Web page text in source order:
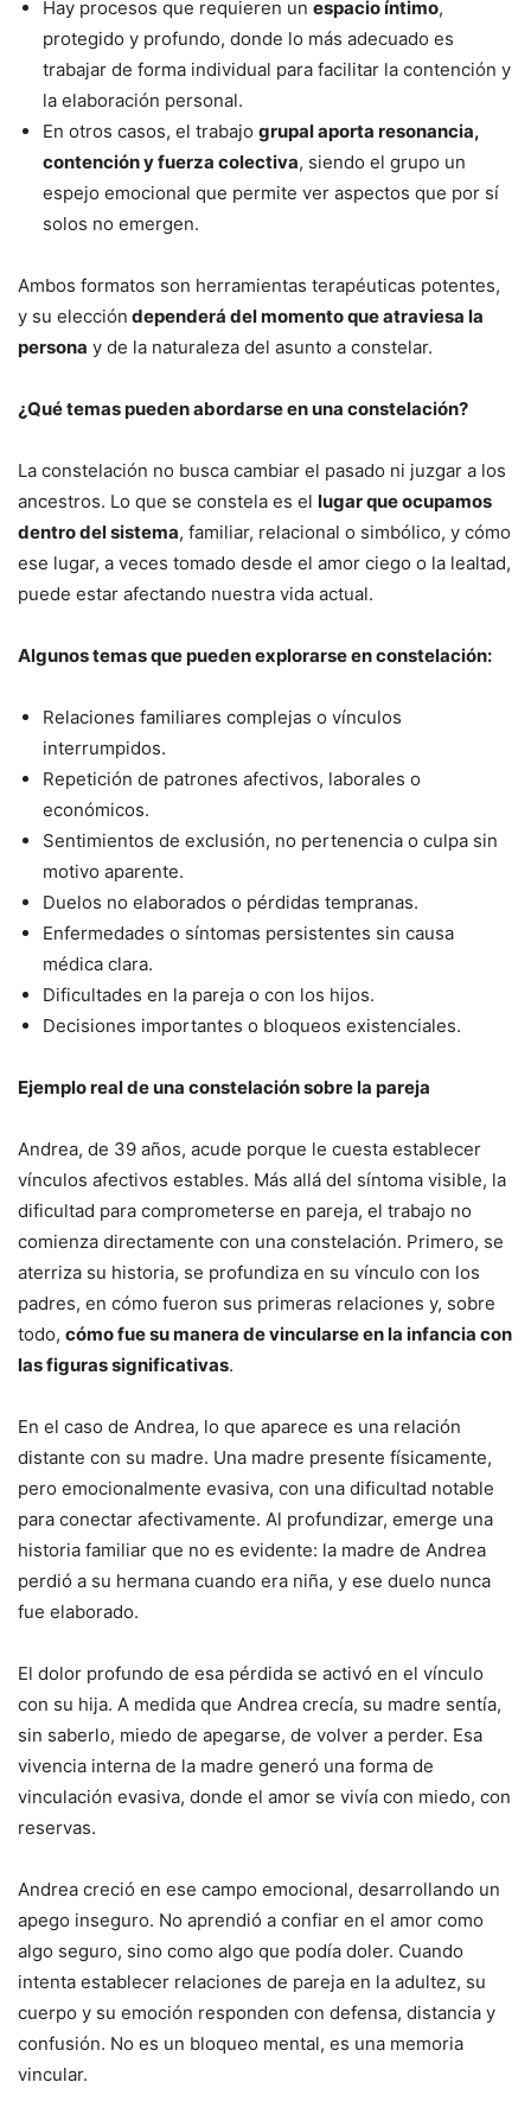
Hay procesos que requieren un espacio íntimo,
protegido y profundo, donde lo más adecuado es
trabajar de forma individual para facilitar la contención y
la elaboración personal.
En otros casos, el trabajo grupal aporta resonancia,
contención y fuerza colectiva, siendo el grupo un
espejo emocional que permite ver aspectos que por sí
solos no emergen.
Ambos formatos son herramientas terapéuticas potentes,
y su elección dependerá del momento que atraviesa la
persona y de la naturaleza del asunto a constelar.
¿Qué temas pueden abordarse en una constelación?
La constelación no busca cambiar el pasado ni juzgar a los
ancestros. Lo que se constela es el lugar que ocupamos
dentro del sistema, familiar, relacional o simbólico, y cómo
ese lugar, a veces tomado desde el amor ciego o la lealtad,
puede estar afectando nuestra vida actual.
Algunos temas que pueden explorarse en constelación:
Relaciones familiares complejas o vínculos
interrumpidos.
Repetición de patrones afectivos, laborales o
económicos.
Sentimientos de exclusión, no pertenencia o culpa sin
motivo aparente.
Duelos no elaborados o pérdidas tempranas.
Enfermedades o síntomas persistentes sin causa
médica clara.
Dificultades en la pareja o con los hijos.
Decisiones importantes o bloqueos existenciales.
Ejemplo real de una constelación sobre la pareja
Andrea, de 39 años, acude porque le cuesta establecer
vínculos afectivos estables. Más allá del síntoma visible, la
dificultad para comprometerse en pareja, el trabajo no
comienza directamente con una constelación. Primero, se
aterriza su historia, se profundiza en su vínculo con los
padres, en cómo fueron sus primeras relaciones y, sobre
todo, cómo fue su manera de vincularse en la infancia con
las figuras significativas.
En el caso de Andrea, lo que aparece es una relación
distante con su madre. Una madre presente físicamente,
pero emocionalmente evasiva, con una dificultad notable
para conectar afectivamente. Al profundizar, emerge una
historia familiar que no es evidente: la madre de Andrea
perdió a su hermana cuando era niña, y ese duelo nunca
fue elaborado.
El dolor profundo de esa pérdida se activó en el vínculo
con su hija. A medida que Andrea crecía, su madre sentía,
sin saberlo, miedo de apegarse, de volver a perder. Esa
vivencia interna de la madre generó una forma de
vinculación evasiva, donde el amor se vivía con miedo, con
reservas.
Andrea creció en ese campo emocional, desarrollando un
apego inseguro. No aprendió a confiar en el amor como
algo seguro, sino como algo que podía doler. Cuando
intenta establecer relaciones de pareja en la adultez, su
cuerpo y su emoción responden con defensa, distancia y
confusión. No es un bloqueo mental, es una memoria
vincular.